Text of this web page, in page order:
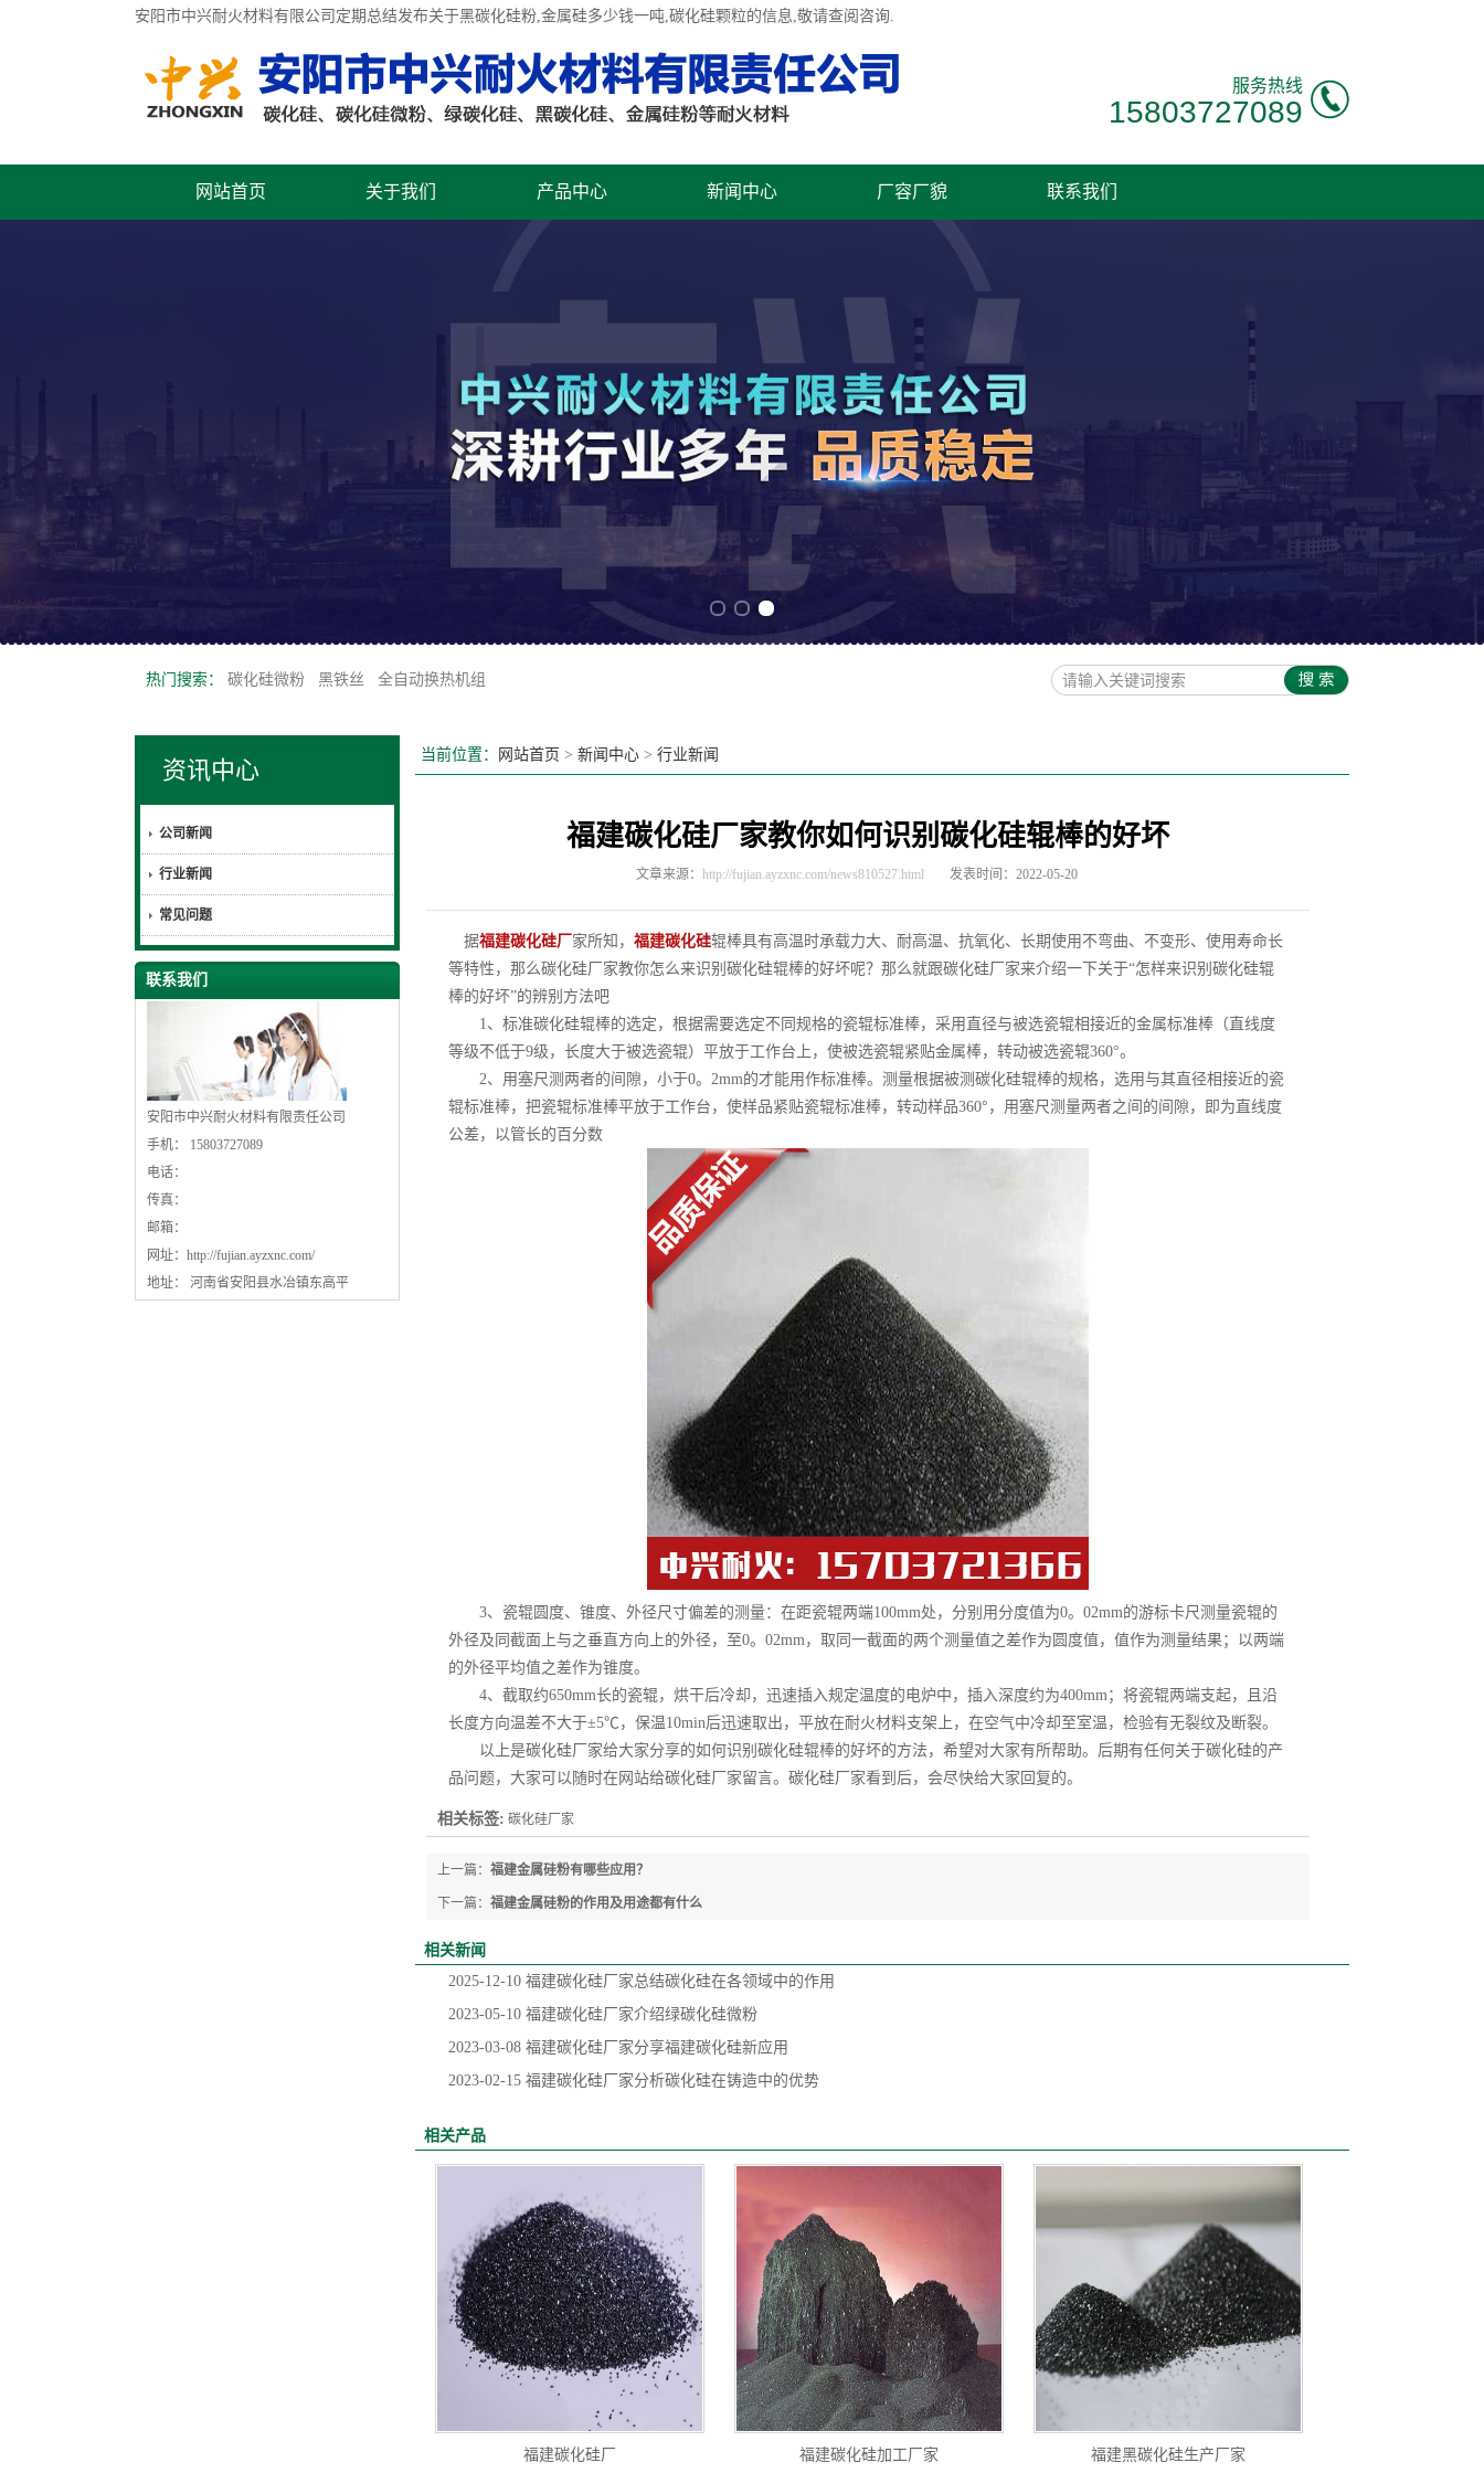
安阳市中兴耐火材料有限公司定期总结发布关于黑碳化硅粉,金属硅多少钱一吨,碳化硅颗粒的信息,敬请查阅咨询.
服务热线
15803727089
网站首页 关于我们 产品中心 新闻中心 厂容厂貌 联系我们
热门搜索： 碳化硅微粉 黑铁丝 全自动换热机组
资讯中心
公司新闻
行业新闻
常见问题
联系我们
安阳市中兴耐火材料有限责任公司
手机： 15803727089
电话：
传真：
邮箱：
网址： http://fujian.ayzxnc.com/
地址： 河南省安阳县水冶镇东高平
当前位置： 网站首页 > 新闻中心 > 行业新闻
福建碳化硅厂家教你如何识别碳化硅辊棒的好坏
文章来源： http://fujian.ayzxnc.com/news810527.html 发表时间：2022-05-20
据福建碳化硅厂 家所知， 福建碳化硅辊棒具有高温时承载力大、耐高温、抗氧化、长期使用不弯曲、不变形、使用寿命长
等特性，那么碳化硅厂家教你怎么来识别碳化硅辊棒的好坏呢？那么就跟碳化硅厂家来介绍一下关于“怎样来识别碳化硅辊
棒的好坏”的辨别方法吧
1、标准碳化硅辊棒的选定，根据需要选定不同规格的瓷辊标准棒，采用直径与被选瓷辊相接近的金属标准棒（直线度
等级不低于9级，长度大于被选瓷辊）平放于工作台上，使被选瓷辊紧贴金属棒，转动被选瓷辊360°。
2、用塞尺测两者的间隙，小于0。2mm的才能用作标准棒。测量根据被测碳化硅辊棒的规格，选用与其直径相接近的瓷
辊标准棒，把瓷辊标准棒平放于工作台，使样品紧贴瓷辊标准棒，转动样品360°，用塞尺测量两者之间的间隙，即为直线度
公差，以管长的百分数
3、瓷辊圆度、锥度、外径尺寸偏差的测量：在距瓷辊两端100mm处，分别用分度值为0。02mm的游标卡尺测量瓷辊的
外径及同截面上与之垂直方向上的外径，至0。02mm，取同一截面的两个测量值之差作为圆度值，值作为测量结果；以两端
的外径平均值之差作为锥度。
4、截取约650mm长的瓷辊，烘干后冷却，迅速插入规定温度的电炉中，插入深度约为400mm；将瓷辊两端支起，且沿
长度方向温差不大于±5℃，保温10min后迅速取出，平放在耐火材料支架上，在空气中冷却至室温，检验有无裂纹及断裂。
以上是碳化硅厂家给大家分享的如何识别碳化硅辊棒的好坏的方法，希望对大家有所帮助。后期有任何关于碳化硅的产
品问题，大家可以随时在网站给碳化硅厂家留言。碳化硅厂家看到后，会尽快给大家回复的。
相关标签: 碳化硅厂家
上一篇： 福建金属硅粉有哪些应用？
下一篇： 福建金属硅粉的作用及用途都有什么
相关新闻
2025-12-10 福建碳化硅厂家总结碳化硅在各领域中的作用
2023-05-10 福建碳化硅厂家介绍绿碳化硅微粉
2023-03-08 福建碳化硅厂家分享福建碳化硅新应用
2023-02-15 福建碳化硅厂家分析碳化硅在铸造中的优势
相关产品
福建碳化硅厂 福建碳化硅加工厂家 福建黑碳化硅生产厂家